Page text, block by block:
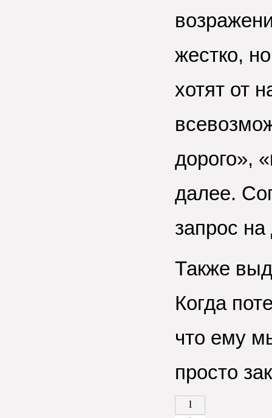
жестко,
хотят от
дорого»,
далее.
запрос
Также
Когда
что ему
просто
1